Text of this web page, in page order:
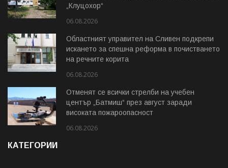
„Клуцохор“
06.08.2026
Областният управител на Сливен подкрепи
искането за спешна реформа в почистването
на речните корита
06.08.2026
Отменят се всички стрелби на учебен
център „Батмиш“ през август заради
високата пожароопасност
06.08.2026
КАТЕГОРИИ